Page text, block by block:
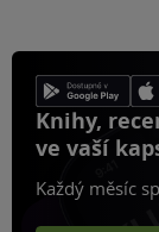
Knihy,
ve vaší
Každý měsíc